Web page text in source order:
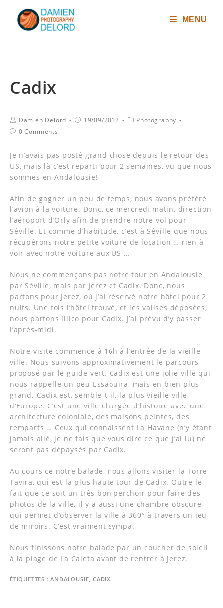
MENU
Cadix
Damien Delord 19/09/2012
Photography
0 Comments
Je n’avais pas posté grand chose depuis le retour des
US, mais là c’est reparti pour 2 semaines, vu que nous
sommes en Andalousie!
Afin de gagner un peu de temps, nous avons préféré
l’avion à la voiture. Donc, ce mercredi matin, direction
l’aéroport d’Orly afin de prendre notre vol pour
Séville. Et comme d’habitude, c’est à Séville que nous
récupérons notre petite voiture de location … rien à
voir avec notre voiture aux US …
Nous ne commençons pas notre tour en Andalousie
par Séville, mais par Jerez et Cadix. Donc, nous
partons pour Jerez, où j’ai réservé notre hôtel pour 2
nuits. Une fois l’hôtel trouvé, et les valises déposées,
nous partons illico pour Cadix. J’ai prévu d’y passer
l’après-midi.
Notre visite commence à 16h à l’entrée de la vieille
ville. Nous suivons approximativement le parcours
proposé par le guide vert. Cadix est une jolie ville qui
nous rappelle un peu Essaouira, mais en bien plus
grand. Cadix est, semble-t-il, la plus vieille ville
d’Europe. C’est une ville chargée d’histoire avec une
architecture coloniale, des maisons peintes, des
remparts … Ceux qui connaissent La Havane (n’y étant
jamais allé, je ne fais que vous dire ce que j’ai lu) ne
seront pas dépaysés par Cadix.
Au cours ce notre balade, nous allons visiter la Torre
Tavira, qui est la plus haute tour de Cadix. Outre le
fait que ce soit un très bon perchoir pour faire des
photos de la ville, il y a aussi une chambre obscure
qui permet d’observer la ville à 360° à travers un jeu
de miroirs. C’est vraiment sympa.
Nous finissons notre balade par un coucher de soleil
à la plage de La Caleta avant de rentrer à Jerez.
ÉTIQUETTES :ANDALOUSIE,CADIX